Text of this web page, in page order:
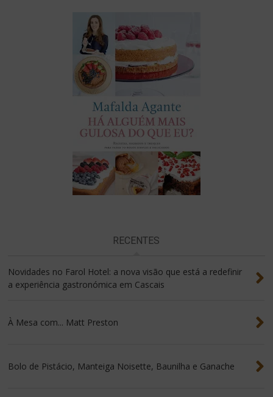
RECENTES
Novidades no Farol Hotel: a nova visão que está a redefinir
a experiência gastronómica em Cascais
À Mesa com... Matt Preston
Bolo de Pistácio, Manteiga Noisette, Baunilha e Ganache